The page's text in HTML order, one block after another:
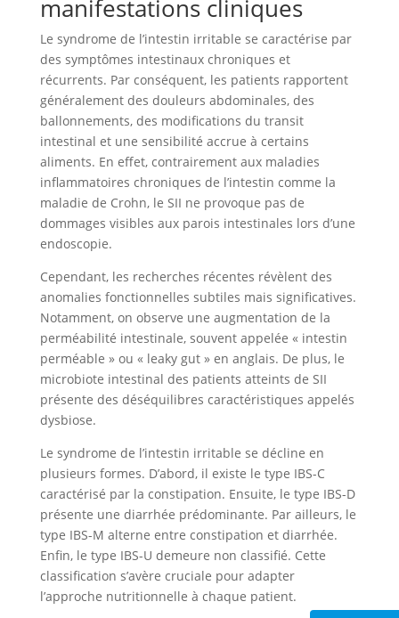
manifestations cliniques
Le syndrome de l’intestin irritable se caractérise par
des symptômes intestinaux chroniques et
récurrents. Par conséquent, les patients rapportent
généralement des douleurs abdominales, des
ballonnements, des modifications du transit
intestinal et une sensibilité accrue à certains
aliments. En effet, contrairement aux maladies
inflammatoires chroniques de l’intestin comme la
maladie de Crohn, le SII ne provoque pas de
dommages visibles aux parois intestinales lors d’une
endoscopie.
Cependant, les recherches récentes révèlent des
anomalies fonctionnelles subtiles mais significatives.
Notamment, on observe une augmentation de la
perméabilité intestinale, souvent appelée « intestin
perméable » ou « leaky gut » en anglais. De plus, le
microbiote intestinal des patients atteints de SII
présente des déséquilibres caractéristiques appelés
dysbiose.
Le syndrome de l’intestin irritable se décline en
plusieurs formes. D’abord, il existe le type IBS-C
caractérisé par la constipation. Ensuite, le type IBS-D
présente une diarrhée prédominante. Par ailleurs, le
type IBS-M alterne entre constipation et diarrhée.
Enfin, le type IBS-U demeure non classifié. Cette
classification s’avère cruciale pour adapter
l’approche nutritionnelle à chaque patient.